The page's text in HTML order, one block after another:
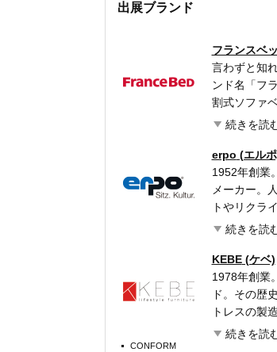
出展ブランド
フランスベ
言わずと知
ンド名「フ
割式ソファ
本の狭い住
スなど、独
イルをとこ
けている。
るホテルへ
ネをはじめ
続きを読
erpo (エル
1952年創業
メーカー。
トやリクラ
いった、体
機能」は、
た。その機
はシステム
機能重視の
は、erpoの
続きを読
KEBE(ケベ)
1978年創業
ド。その歴
トレスの製
以降、金属
続きを読
CONFORM